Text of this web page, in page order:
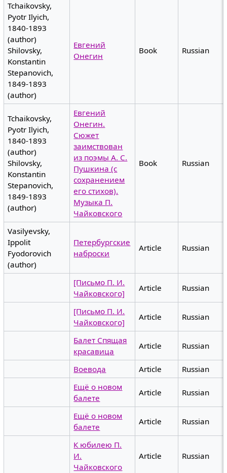
Tchaikovsky,
Pyotr Ilyich,
1840-1893
(author)
Shilovsky,
Konstantin
Stepanovich,
1849-1893
(author)
Евгений
Онегин
Book Russian
Tchaikovsky,
Pyotr Ilyich,
1840-1893
(author)
Shilovsky,
Konstantin
Stepanovich,
1849-1893
(author)
Евгений
Онегин.
Сюжет
заимствован
из поэмы А. С.
Пушкина (с
сохранением
его стихов).
Музыка П.
Чайковского
Book Russian
Vasilyevsky,
Ippolit
Fyodorovich
(author)
Петербургские
наброски
Article Russian
[Письмо П. И.
Чайковского]
Article Russian
[Письмо П. И.
Чайковского]
Article Russian
Балет Спящая
красавица
Article Russian
Воевода Article
Russian
Ещё о новом
балете
Article Russian
Ещё о новом
балете
Article Russian
К юбилею П.
И.
Чайковского
Article Russian